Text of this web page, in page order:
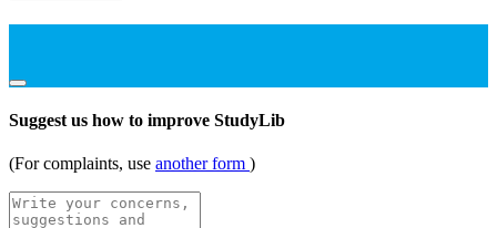
Suggest us how to improve StudyLib
(For complaints, use another form )